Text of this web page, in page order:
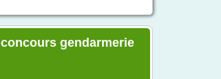
gendarmerie